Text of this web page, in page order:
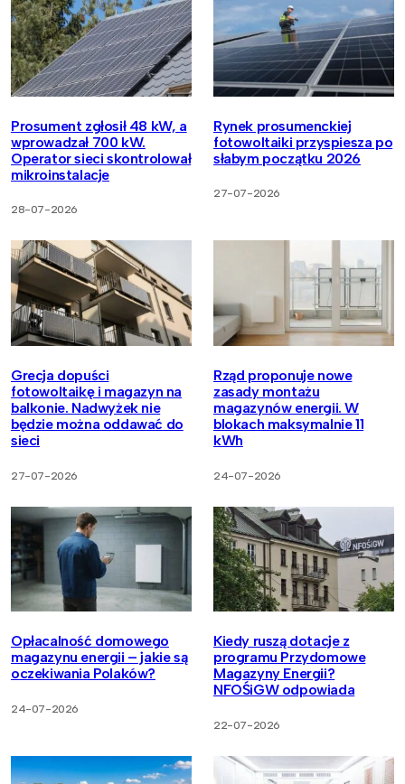
Prosument zgłosił 48 kW, a
wprowadzał 700 kW.
Operator sieci skontrolował
mikroinstalacje
28-07-2026
Rynek prosumenckiej
fotowoltaiki przyspiesza po
słabym początku 2026
27-07-2026
Grecja dopuści
fotowoltaikę i magazyn na
balkonie. Nadwyżek nie
będzie można oddawać do
sieci
27-07-2026
Rząd proponuje nowe
zasady montażu
magazynów energii. W
blokach maksymalnie 11
kWh
24-07-2026
Opłacalność domowego
magazynu energii – jakie są
oczekiwania Polaków?
24-07-2026
Kiedy ruszą dotacje z
programu Przydomowe
Magazyny Energii?
NFOŚiGW odpowiada
22-07-2026